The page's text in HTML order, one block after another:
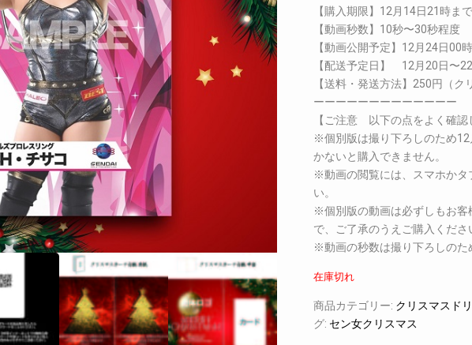
【購入期限】12月14日21時まで
【動画秒数】10秒〜30秒程度
【動画公開予定】12月24日00時
【配送予定日】 12月20日〜
【送料・発送方法】250円（ク
ーーーーーーーーーーーーー
【ご注意 以下の点をよく確認
※個別版は撮り下ろしのため
かないと購入できません。
※動画の閲覧には、スマホかタ
い。
※個別版の動画は必ずしもお客
で、ご了承のうえご購入くださ
※動画の秒数は撮り下ろしのた
在庫切れ
商品カテゴリー: クリスマスド
グ: セン女クリスマス